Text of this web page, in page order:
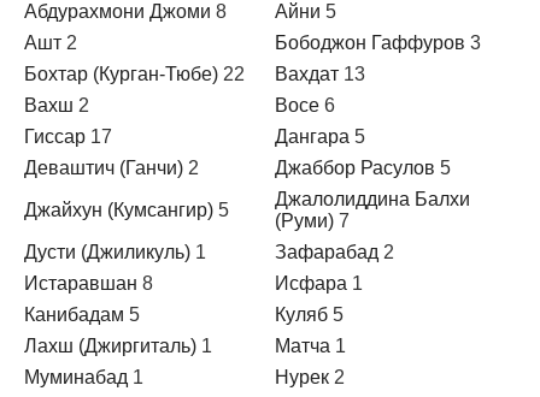
Абдурахмони Джоми 8 Айни 5
Ашт 2 Бободжон Гаффуров 3
Бохтар (Курган-Тюбе) 22 Вахдат 13
Вахш 2 Восе 6
Гиссар 17 Дангара 5
Деваштич (Ганчи) 2 Джаббор Расулов 5
Джайхун (Кумсангир) 5
Джалолиддина Балхи
(Руми) 7
Дусти (Джиликуль) 1 Зафарабад 2
Истаравшан 8 Исфара 1
Канибадам 5 Куляб 5
Лахш (Джиргиталь) 1 Матча 1
Муминабад 1 Нурек 2